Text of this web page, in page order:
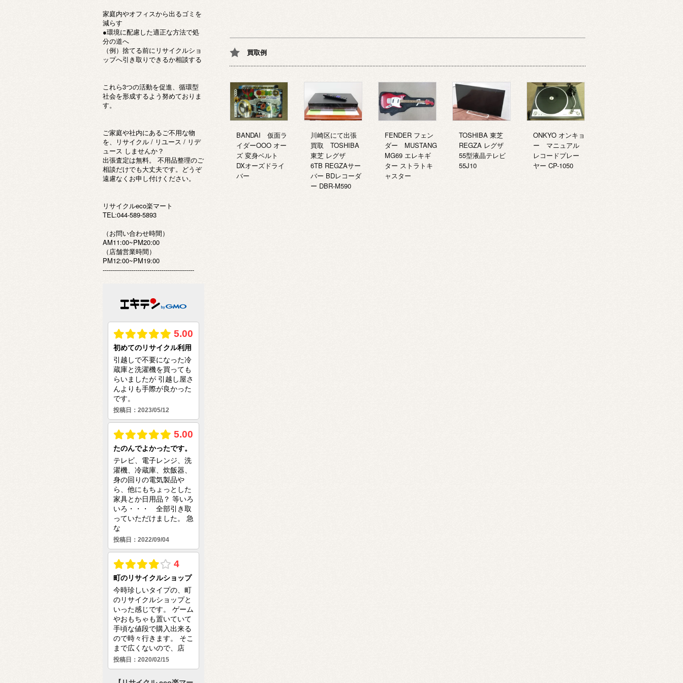
買取例
BANDAI 仮面ラ
イダーOOO オー
ズ 変身ベルト
DXオーズドライ
バー
川崎区にて出張
買取 TOSHIBA
東芝 レグザ
6TB REGZAサー
バー BDレコーダ
ー DBR-M590
FENDER フェン
ダー MUSTANG
MG69 エレキギ
ター ストラトキ
ャスター
TOSHIBA 東芝
REGZA レグザ
55型液晶テレビ
55J10
ONKYO オンキョ
ー マニュアル
レコードプレー
ヤー CP-1050
家庭内やオフィスから出るゴミを
減らす
●環境に配慮した適正な方法で処
分の道へ
（例）捨てる前にリサイクルショ
ップへ引き取りできるか相談する
これら3つの活動を促進、循環型
社会を形成するよう努めておりま
す。
ご家庭や社内にあるご不用な物
を、リサイクル / リユース / リデ
ュース しませんか？
出張査定は無料。 不用品整理のご
相談だけでも大丈夫です。どうぞ
遠慮なくお申し付けください。
リサイクルeco楽マート
TEL:044-589-5893
（お問い合わせ時間）
AM11:00~PM20:00
（店舗営業時間）
PM12:00~PM19:00
---------------------------------------------